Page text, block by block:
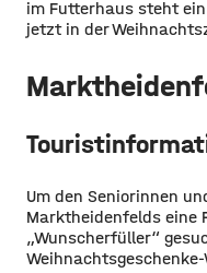
im Futterhaus steht
jetzt in der
Um den Seniorinnen
Marktheidenfelds eine
„Wunscherfüller“